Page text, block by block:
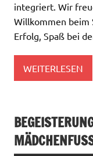
integriert. Wir
Willkommen beim
Erfolg, Spaß bei
WEITERLESEN